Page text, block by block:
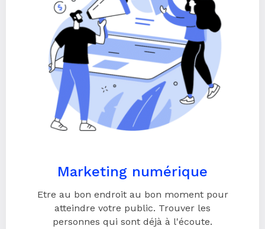
Marketing numérique
Etre au bon endroit au bon moment pour
atteindre votre public. Trouver les
personnes qui sont déjà à l'écoute.